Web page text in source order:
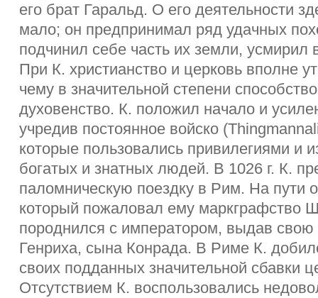
его брат Гаральд. О его деятельности
мало; он предпринимал ряд удачных
подчинил себе часть их земли, усмирил
При К. христианство и церковь вполне
чему в значительной степени
духовенство. К. положил начало и
учредив постоянное войско
которые пользовались привилегиями и
богатых и знатных людей. В 1026 г. К.
паломническую поездку в Рим. На пути
который пожаловал ему маркграфство
породнился с императором, выдав свою
Генриха, сына Конрада. В Риме К.
своих подданных значительной сбавки
Отсутствием К. воспользовались